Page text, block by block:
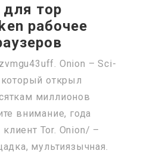
тор
рабочее
Onion – Sci-
который открыл
миллионов
внимание, года
Tor. Onion/ –
мультиязычная.